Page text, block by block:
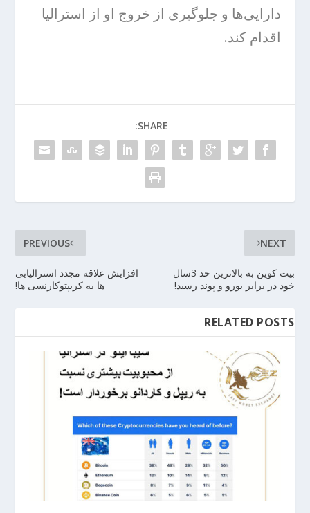
دارایی‌ها و جلوگیری از خروج او از استرالیا
اقدام کند.
SHARE:
PREVIOUS
افزایش علاقه مجدد استرالیایی
ها به کریپتوکارنسی ها!
NEXT
بیت کوین به بالاترین حد 3سال
خود در برابر یورو و پوند رسید!
RELATED POSTS